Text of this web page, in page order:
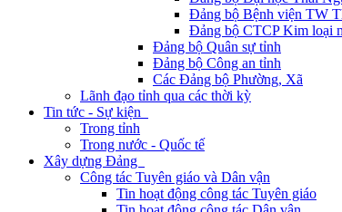
Đảng bộ Bệnh viện TW
Đảng bộ CTCP Kim loại
Đảng bộ Quân sự tỉnh
Đảng bộ Công an tỉnh
Các Đảng bộ Phường, Xã
Lãnh đạo tỉnh qua các thời kỳ
Tin tức - Sự kiện
Trong tỉnh
Trong nước - Quốc tế
Xây dựng Đảng
Công tác Tuyên giáo và Dân vận
Tin hoạt động công tác Tuyên giáo